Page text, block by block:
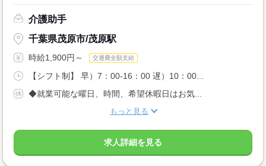
介護助手
千葉県茂原市/茂原駅
時給1,900円～ 交通費全額支給
【シフト制】 早）7：00-16：00 遅）10：00...
◆就業可能な曜日、時間、希望休暇日はお気...
もっと見る
求人詳細を見る